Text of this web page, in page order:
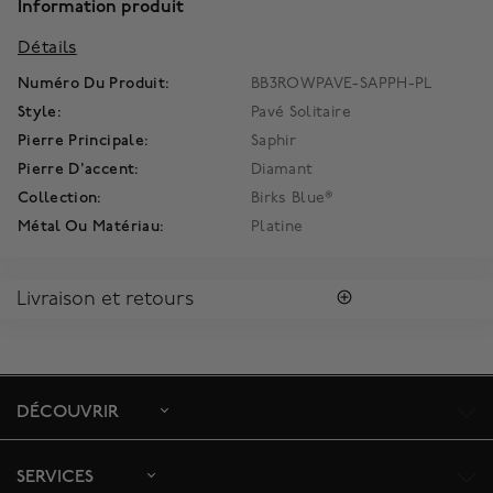
Information produit
Détails
Numéro Du Produit:
BB3ROWPAVE-SAPPH-PL
Style:
Pavé Solitaire
Pierre Principale:
Saphir
Pierre D'accent:
Diamant
Collection:
Birks Blue®
Métal Ou Matériau:
Platine
Livraison et retours
s'assurer la satisfaction de la réception des colis, toutes les
Le délai de livraison estimé est de 5 à 7 jours ouvrables.
DÉCOUVRIR
SERVICES